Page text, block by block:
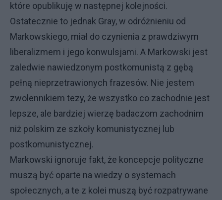
które opublikuję w następnej kolejności.
Ostatecznie to jednak Gray, w odróżnieniu od
Markowskiego, miał do czynienia z prawdziwym
liberalizmem i jego konwulsjami. A Markowski jest
zaledwie nawiedzonym postkomunistą z gębą
pełną nieprzetrawionych frazesów. Nie jestem
zwolennikiem tezy, że wszystko co zachodnie jest
lepsze, ale bardziej wierzę badaczom zachodnim
niż polskim ze szkoły komunistycznej lub
postkomunistycznej.
Markowski ignoruje fakt, że koncepcje polityczne
muszą być oparte na wiedzy o systemach
społecznych, a te z kolei muszą być rozpatrywane